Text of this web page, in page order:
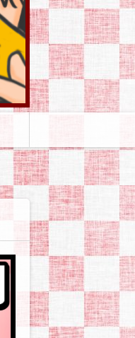
】
】
】
】
編】
対策】
】
ト】
編】
】
】
】
】
ズ編】
】
シー